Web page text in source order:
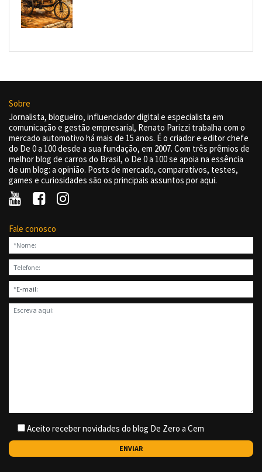
Sobre
Jornalista, blogueiro, influenciador digital e especialista em
comunicação e gestão empresarial, Renato Parizzi trabalha com o
mercado automotivo há mais de 15 anos. É o criador e editor chefe
do De 0 a 100 desde a sua fundação, em 2007. Com três prêmios de
melhor blog de carros do Brasil, o De 0 a 100 se apoia na essência
de um blog: a opinião. Posts de mercado, comparativos, testes,
games e curiosidades são os principais assuntos por aqui.
Fale conosco
Aceito receber novidades do blog De Zero a Cem